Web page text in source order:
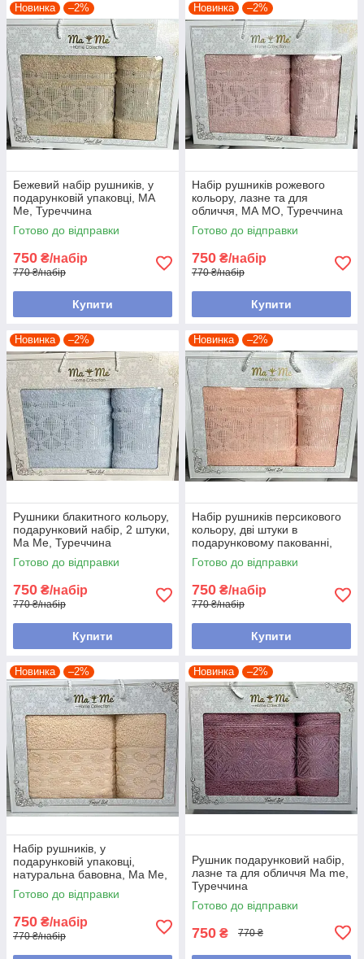
Новинка –2%
Бежевий набір рушників, у
подарунковій упаковці, MA
Me, Туреччина
Готово до відправки
750 ₴/набір
770 ₴/набір
Купити
Новинка –2%
Набір рушників рожевого
кольору, лазне та для
обличчя, МА МО, Туреччина
Готово до відправки
750 ₴/набір
770 ₴/набір
Купити
Новинка –2%
Рушники блакитного кольору,
подарунковий набір, 2 штуки,
Ма Ме, Туреччина
Готово до відправки
750 ₴/набір
770 ₴/набір
Купити
Новинка –2%
Набір рушників персикового
кольору, дві штуки в
подарунковому пакованні,
Ма Ме, Туреччина
Готово до відправки
750 ₴/набір
770 ₴/набір
Купити
Новинка –2%
Набір рушників, у
подарунковій упаковці,
натуральна бавовна, Ма Ме,
Туреччина
Готово до відправки
750 ₴/набір
770 ₴/набір
Новинка –2%
Рушник подарунковий набір,
лазне та для обличчя Ma me,
Туреччина
Готово до відправки
750 ₴ 770 ₴